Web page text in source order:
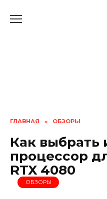
ГЛАВНАЯ » ОБЗОРЫ
Как выбрать
процессор
RTX 4080
ОБЗОРЫ